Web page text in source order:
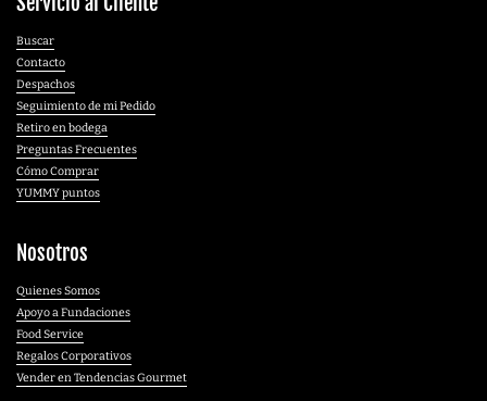
Buscar
Contacto
Despachos
Seguimiento de mi Pedido
Retiro en bodega
Preguntas Frecuentes
Cómo Comprar
YUMMY puntos
Nosotros
Quienes Somos
Apoyo a Fundaciones
Food Service
Regalos Corporativos
Vender en Tendencias Gourmet